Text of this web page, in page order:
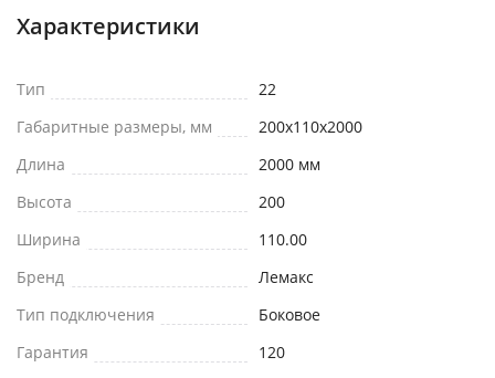
Характеристики
Тип
22
Габаритные размеры, мм
200x110x2000
Длина
2000 мм
Высота
200
Ширина
110.00
Бренд
Лемакс
Тип подключения
Боковое
Гарантия
120